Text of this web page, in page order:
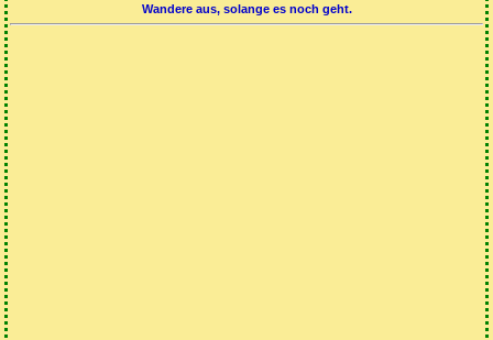
Wandere aus, solange es noch geht.